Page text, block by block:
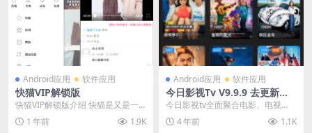
Android应用 软件应用
快猫VIP解锁版
快猫VIP解锁版介绍 快猫是又是一
款猫系家族的应用产物，相关功能
介绍以前该说的都...
1 年前 1.9K
Android应用 软件应用
今日影视Tv V9.9.9 去更新免
广告永久版
今日影视tv全面聚合电影、电视
剧、综艺、日韩动漫等各类节目。
汇聚千万视频，新鲜看...
4 年前 1.1K